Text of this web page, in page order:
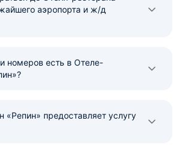
аэропорта и ж/д
номеров есть в Отеле-
«Репин» предоставляет услугу